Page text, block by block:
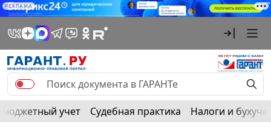
РЕКЛАМА
Бюджетный учет Судебная практика Налоги и